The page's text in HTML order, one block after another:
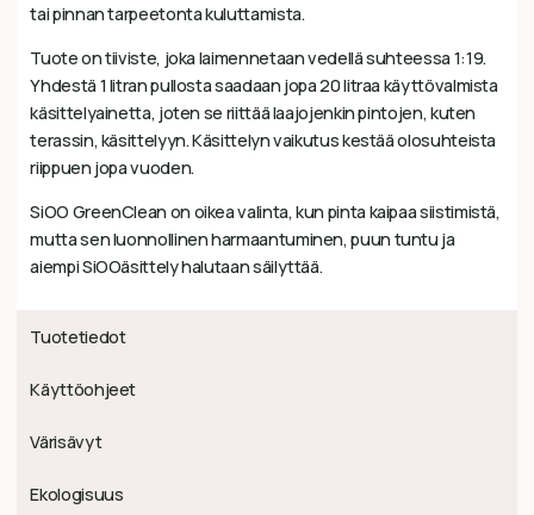
tai pinnan tarpeetonta kuluttamista.
Tuote on tiiviste, joka laimennetaan vedellä suhteessa 1:19.
Yhdestä 1 litran pullosta saadaan jopa 20 litraa käyttövalmista
käsittelyainetta, joten se riittää laajojenkin pintojen, kuten
terassin, käsittelyyn. Käsittelyn vaikutus kestää olosuhteista
riippuen jopa vuoden.
SiOO GreenClean on oikea valinta, kun pinta kaipaa siistimistä,
mutta sen luonnollinen harmaantuminen, puun tuntu ja
aiempi SiOOäsittely halutaan säilyttää.
Tuotetiedot
Käyttöohjeet
Värisävyt
Ekologisuus